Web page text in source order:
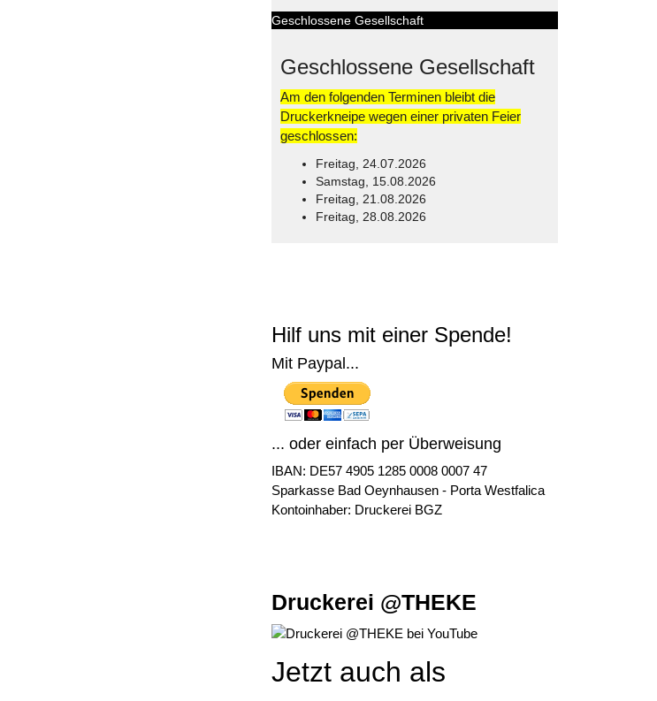
Geschlossene Gesellschaft
Geschlossene Gesellschaft
Am den folgenden Terminen bleibt die
Druckerkneipe wegen einer privaten Feier
geschlossen:
Freitag, 24.07.2026
Samstag, 15.08.2026
Freitag, 21.08.2026
Freitag, 28.08.2026
Hilf uns mit einer Spende!
Mit Paypal...
... oder einfach per Überweisung
IBAN: DE57 4905 1285 0008 0007 47
Sparkasse Bad Oeynhausen - Porta Westfalica
Kontoinhaber: Druckerei BGZ
Druckerei @THEKE
Jetzt auch als